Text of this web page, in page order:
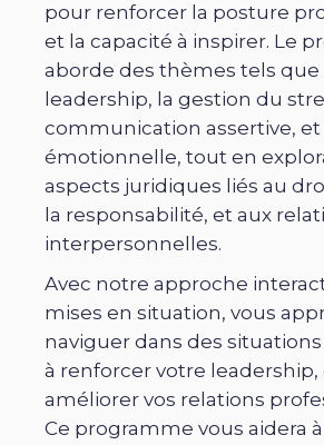
pour renforcer la posture
et la capacité à inspirer. Le
aborde des thèmes tels que
leadership, la gestion du
communication assertive, et
émotionnelle, tout en
aspects juridiques liés au
la responsabilité, et aux
interpersonnelles.
Avec notre approche
mises en situation, vous
naviguer dans des
à renforcer votre leadership,
améliorer vos relations
Ce programme vous aidera